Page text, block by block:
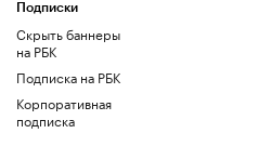
Подписки
Скрыть баннеры
на РБК
Подписка на РБК
Корпоративная
подписка